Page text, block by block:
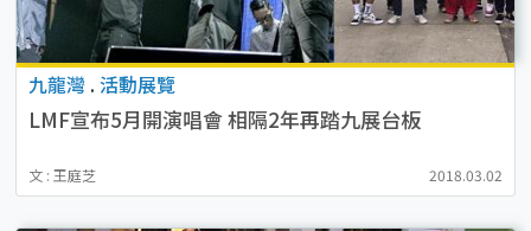
九龍灣 . 活動展覽
LMF宣布5月開演唱會 相隔2年再踏九展台板
文 : 王庭芝 2018.03.02